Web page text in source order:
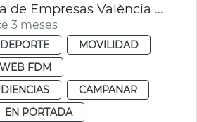
Tráfico Carrera de Empresas València 2026
3 meses
MOVILIDAD
WEB FDM
CAMPANAR
EN PORTADA